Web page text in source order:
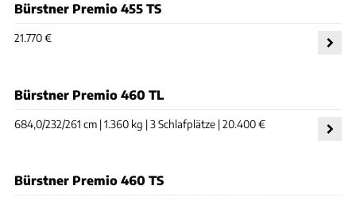
Bürstner Premio 455 TS
21.770 €
Bürstner Premio 460 TL
684,0/232/261 cm | 1.360 kg | 3 Schlafplätze | 20.400 €
Bürstner Premio 460 TS